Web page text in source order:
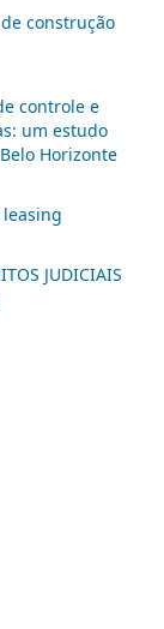
construção
controle e
um estudo
Horizonte
JUDICIAIS